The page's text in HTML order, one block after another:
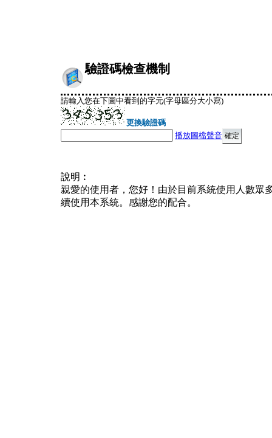
驗證碼檢查機制
請輸入您在下圖中看到的字元(字母區分大小寫)
更換驗證碼
播放圖檔聲音
說明︰
親愛的使用者，您好！由於目前系統使用人數眾
續使用本系統。感謝您的配合。